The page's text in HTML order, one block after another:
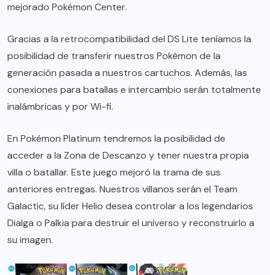
mejorado Pokémon Center.
Gracias a la retrocompatibilidad del DS Lite teníamos la
posibilidad de transferir nuestros Pokémon de la
generación pasada a nuestros cartuchos. Además, las
conexiones para batallas e intercambio serán totalmente
inalámbricas y por Wi-fi.
En Pokémon Platinum tendremos la posibilidad de
acceder a la Zona de Descanzo y tener nuestra propia
villa o batallar. Este juego mejoró la trama de sus
anteriores entregas. Nuestros villanos serán el Team
Galactic, su líder Helio desea controlar a los legendarios
Dialga o Palkia para destruir el universo y reconstruirlo a
su imagen.